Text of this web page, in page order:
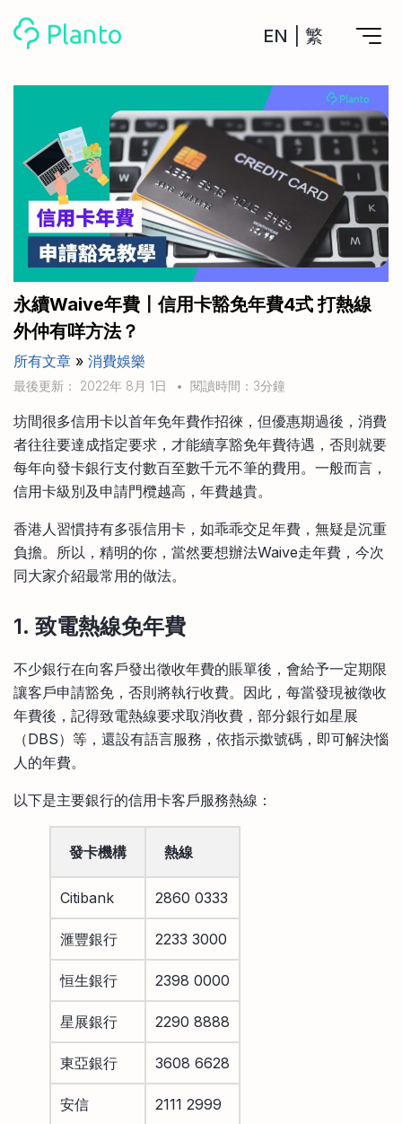
EN 繁
計劃買樓
計劃買樓第一步
全功能記賬
管理及分析所有戶口
管理MPF戶口
一次過管理所有強積金戶口
申請清卡數/私人貸款
CreFIT x Planto推廣優惠
工具
私人貸款
年利率/APR/年息比較
投資戶口 (美股)
比較最抵美股投資戶口
投資戶口 (港股)
比較最抵港股投資戶口
投資加密貨幣
比較最抵Crypto交易所
月供股票計劃
比較最抵月供計劃戶口
比較定存利率
信用卡
比較各種最優惠信用卡
關於我們
Academy
Marketplace
其他網站
手機App與理財資訊
商業解決方案
企業服務
永續Waive年費〡信用卡豁免年費4式 打熱線
外仲有咩方法？
所有文章 » 消費娛樂
最後更新： 2022年 8月 1日 • 閱讀時間：3分鐘
坊間很多信用卡以首年免年費作招徠，但優惠期過後，消費
者往往要達成指定要求，才能續享豁免年費待遇，否則就要
每年向發卡銀行支付數百至數千元不筆的費用。一般而言，
信用卡級別及申請門欖越高，年費越貴。
香港人習慣持有多張信用卡，如乖乖交足年費，無疑是沉重
負擔。所以，精明的你，當然要想辦法Waive走年費，今次
同大家介紹最常用的做法。
1. 致電熱線免年費
不少銀行在向客戶發出徵收年費的賬單後，會給予一定期限
讓客戶申請豁免，否則將執行收費。因此，每當發現被徵收
年費後，記得致電熱線要求取消收費，部分銀行如星展
（DBS）等，還設有語言服務，依指示撳號碼，即可解決惱
人的年費。
以下是主要銀行的信用卡客戶服務熱線：
發卡機構 熱線
Citibank 2860 0333
滙豐銀行 2233 3000
恒生銀行 2398 0000
星展銀行 2290 8888
東亞銀行 3608 6628
安信 2111 2999